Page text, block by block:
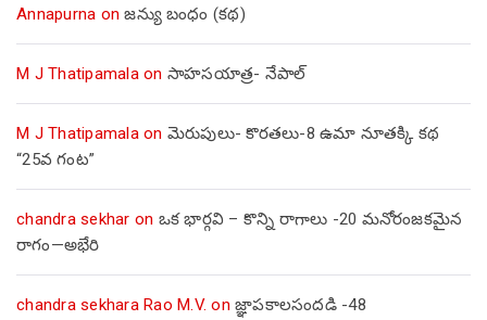
Annapurna onజన్యు బంధం (కథ)
M J Thatipamalaon సాహసయాత్ర- నేపాల్‌
M J Thatipamalaon మెరుపులు- కొరతలు-8 ఉమా నూతక్కి కథ
“25వ గంట”
chandra sekhar on ఒక భార్గవి – కొన్ని రాగాలు -20 మనోరంజకమైన
రాగం—అభేరి
chandra sekhara Rao M.V. on జ్ఞాపకాలసందడి -48